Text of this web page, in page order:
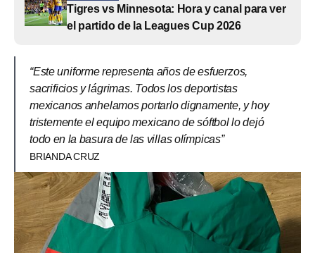
Tigres vs Minnesota: Hora y canal para ver
el partido de la Leagues Cup 2026
“Este uniforme representa años de esfuerzos,
sacrificios y lágrimas. Todos los deportistas
mexicanos anhelamos portarlo dignamente, y hoy
tristemente el equipo mexicano de sóftbol lo dejó
todo en la basura de las villas olímpicas”
BRIANDA CRUZ